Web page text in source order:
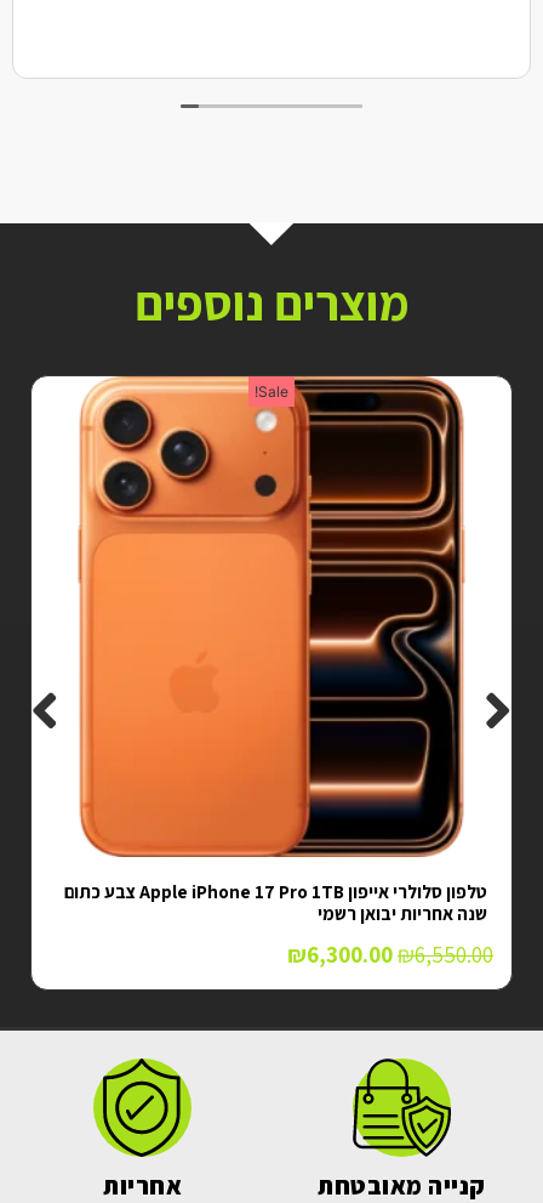
מוצרים נוספים
Sale!
טלפון סלולרי אייפון Apple iPhone 17 Pro 1TB צבע כתום
שנה אחריות יבואן רשמי
₪6,550.00
₪6,300.00
קנייה מאובטחת אחריות